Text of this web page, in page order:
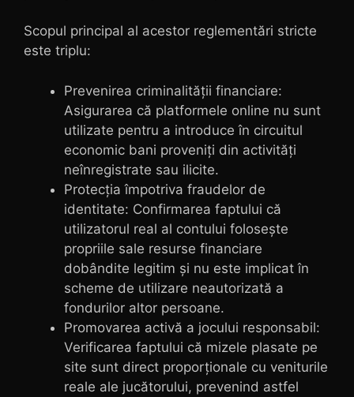
Scopul principal al acestor reglementări stricte
este triplu:
Prevenirea criminalității financiare:
Asigurarea că platformele online nu sunt
utilizate pentru a introduce în circuitul
economic bani proveniți din activități
neînregistrate sau ilicite.
Protecția împotriva fraudelor de
identitate: Confirmarea faptului că
utilizatorul real al contului folosește
propriile sale resurse financiare
dobândite legitim și nu este implicat în
scheme de utilizare neautorizată a
fondurilor altor persoane.
Promovarea activă a jocului responsabil:
Verificarea faptului că mizele plasate pe
site sunt direct proporționale cu veniturile
reale ale jucătorului, prevenind astfel